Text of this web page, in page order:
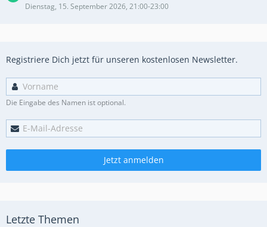
Dienstag, 15. September 2026, 21:00-23:00
Registriere Dich jetzt für unseren kostenlosen Newsletter.
Die Eingabe des Namen ist optional.
Jetzt anmelden
Letzte Themen